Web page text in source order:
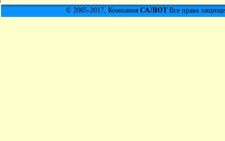
© 2005-2017, Компания САЛЮТВсе права